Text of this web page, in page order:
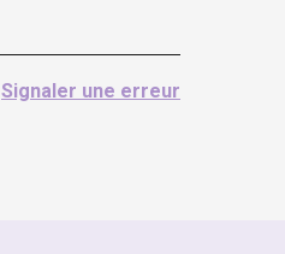
Signaler une erreur